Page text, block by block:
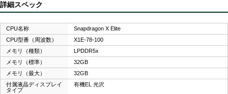
詳細スペック
CPU名称
Snapdragon X Elite
CPU型番（周波数）
X1E-78-100
メモリ（種類）
LPDDR5x
メモリ（標準）
32GB
メモリ（最大）
32GB
付属液晶ディスプレイ
タイプ
有機EL 光沢